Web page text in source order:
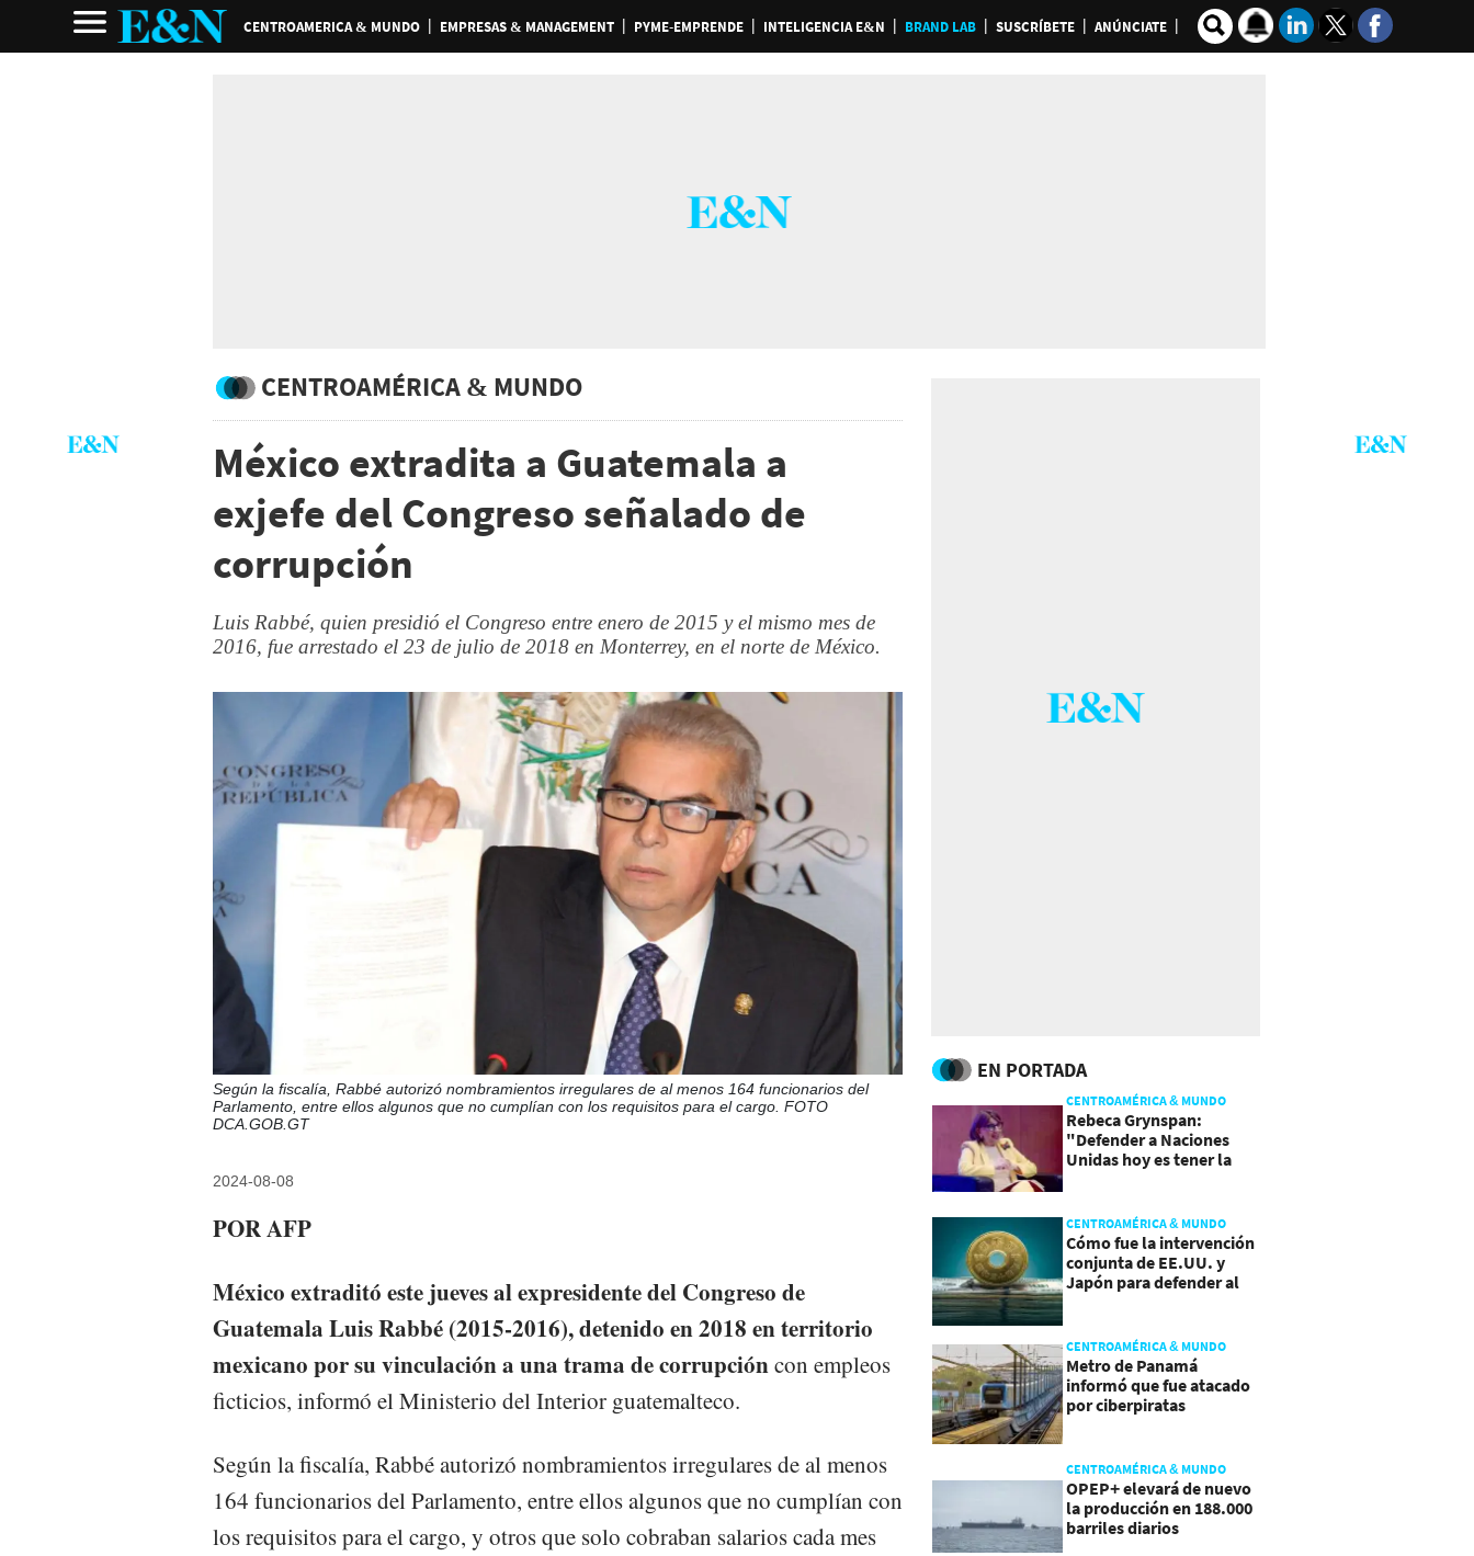
CENTROAMERICA & MUNDO EMPRESAS & MANAGEMENT PYME-EMPRENDE INTELIGENCIA E&N BRAND LAB SUSCRÍBETE ANÚNCIATE
CENTROAMÉRICA & MUNDO
México extradita a Guatemala a
exjefe del Congreso señalado de
corrupción
Luis Rabbé, quien presidió el Congreso entre enero de 2015 y el mismo mes de
2016, fue arrestado el 23 de julio de 2018 en Monterrey, en el norte de México.
Según la fiscalía, Rabbé autorizó nombramientos irregulares de al menos 164 funcionarios del
Parlamento, entre ellos algunos que no cumplían con los requisitos para el cargo. FOTO
DCA.GOB.GT
2024-08-08
POR AFP
México extraditó este jueves al expresidente del Congreso de
Guatemala Luis Rabbé (2015-2016), detenido en 2018 en territorio
mexicano por su vinculación a una trama de corrupcióncon empleos
ficticios, informó el Ministerio del Interior guatemalteco.
Según la fiscalía, Rabbé autorizó nombramientos irregulares de al menos
164 funcionarios del Parlamento, entre ellos algunos que no cumplían con
los requisitos para el cargo, y otros que solo cobraban salarios cada mes
EN PORTADA
CENTROAMÉRICA & MUNDO
Rebeca Grynspan:
"Defender a Naciones
Unidas hoy es tener la
CENTROAMÉRICA & MUNDO
Cómo fue la intervención
conjunta de EE.UU. y
Japón para defender al
CENTROAMÉRICA & MUNDO
Metro de Panamá
informó que fue atacado
por ciberpiratas
CENTROAMÉRICA & MUNDO
OPEP+ elevará de nuevo
la producción en 188.000
barriles diarios